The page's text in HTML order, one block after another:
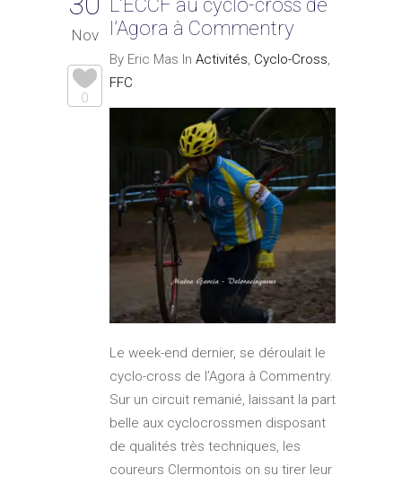
Nov
0
L’ECCF au cyclo-cross de
l’Agora à Commentry
By Eric Mas In Activités, Cyclo-Cross,
FFC
Le week-end dernier, se déroulait le
cyclo-cross de l’Agora à Commentry.
Sur un circuit remanié, laissant la part
belle aux cyclocrossmen disposant
de qualités très techniques, les
coureurs Clermontois on su tirer leur